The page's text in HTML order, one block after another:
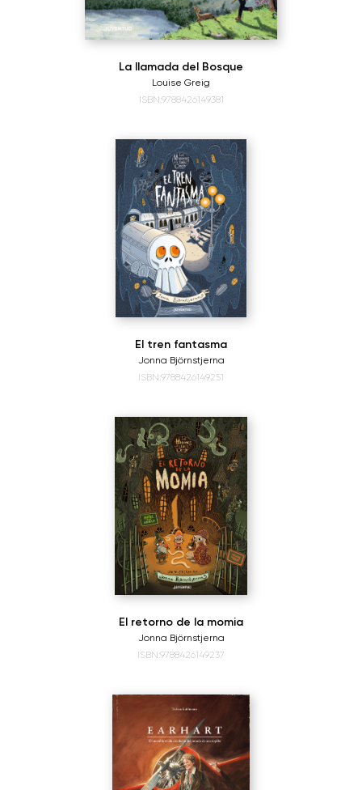
La llamada del Bosque
Louise Greig
ISBN:9788426149381
El tren fantasma
Jonna Björnstjerna
ISBN:9788426149251
El retorno de la momia
Jonna Björnstjerna
ISBN:9788426149237